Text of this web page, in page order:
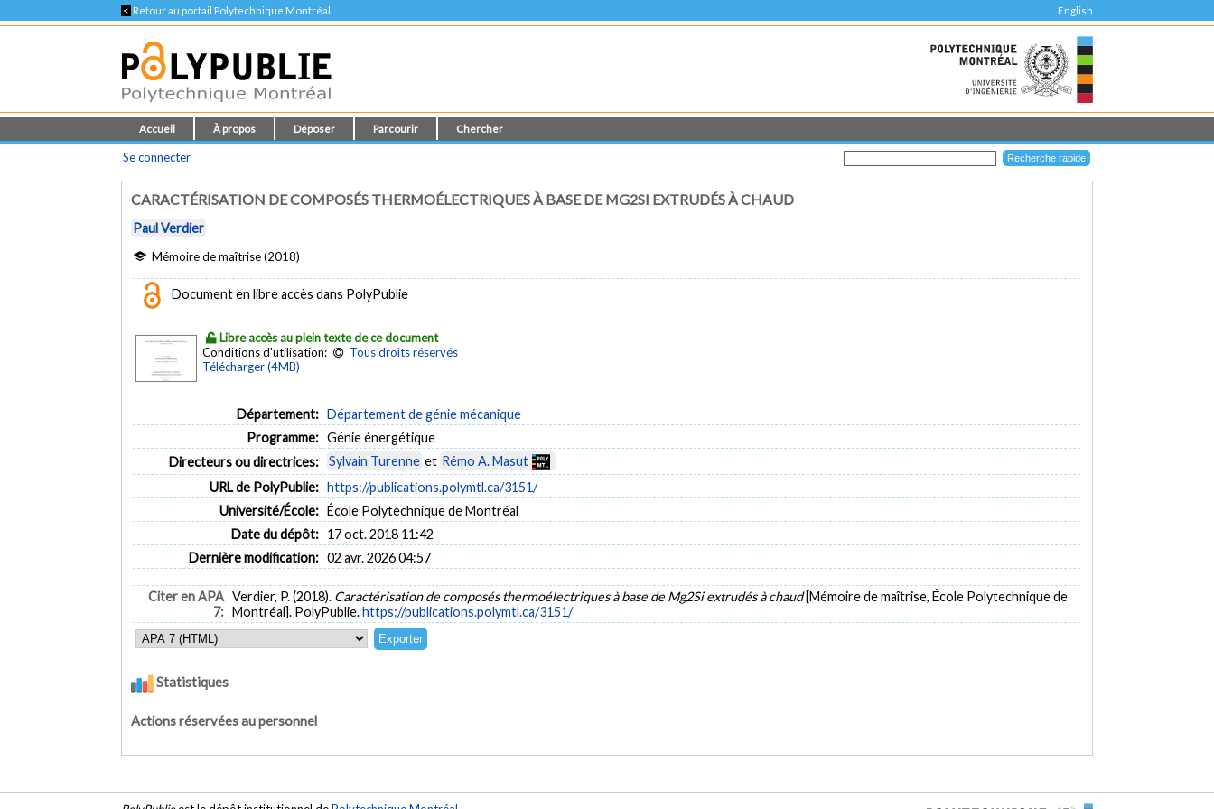
< Retour au portail Polytechnique Montréal English
Accueil À propos Déposer Parcourir Chercher
Se connecter
CARACTÉRISATION DE COMPOSÉS THERMOÉLECTRIQUES À BASE DE MG2SI EXTRUDÉS À CHAUD
Paul Verdier
Mémoire de maîtrise (2018)
Document en libre accès dans PolyPublie
Libre accès au plein texte de ce document
Conditions d'utilisation:
Tous droits réservés
Télécharger (4MB)
Département: Département de génie mécanique
Programme: Génie énergétique
Directeurs ou directrices:
Sylvain Turenne et Rémo A. Masut
URL de PolyPublie: https://publications.polymtl.ca/3151/
Université/École: École Polytechnique de Montréal
Date du dépôt: 17 oct. 2018 11:42
Dernière modification: 02 avr. 2026 04:57
Citer en APA
7:
Verdier, P. (2018). Caractérisation de composés thermoélectriques à base de Mg2Si extrudés à chaud[Mémoire de maîtrise, École Polytechnique de
Montréal]. PolyPublie.https://publications.polymtl.ca/3151/
Statistiques
Actions réservées au personnel